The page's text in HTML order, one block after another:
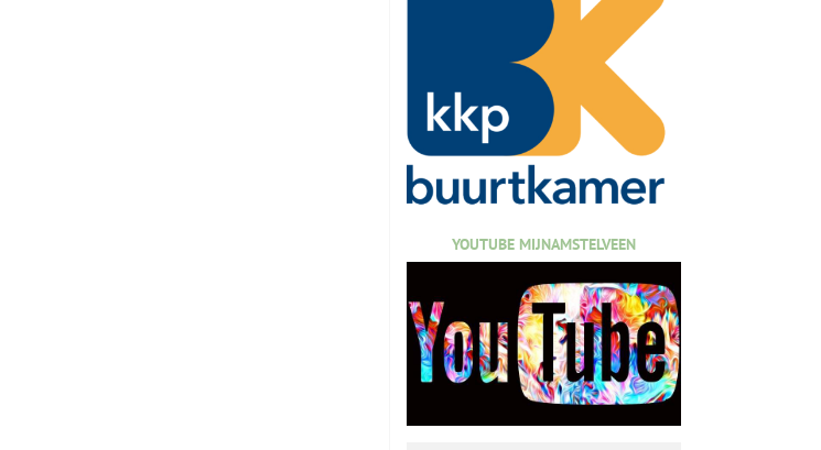
YOUTUBE MIJNAMSTELVEEN